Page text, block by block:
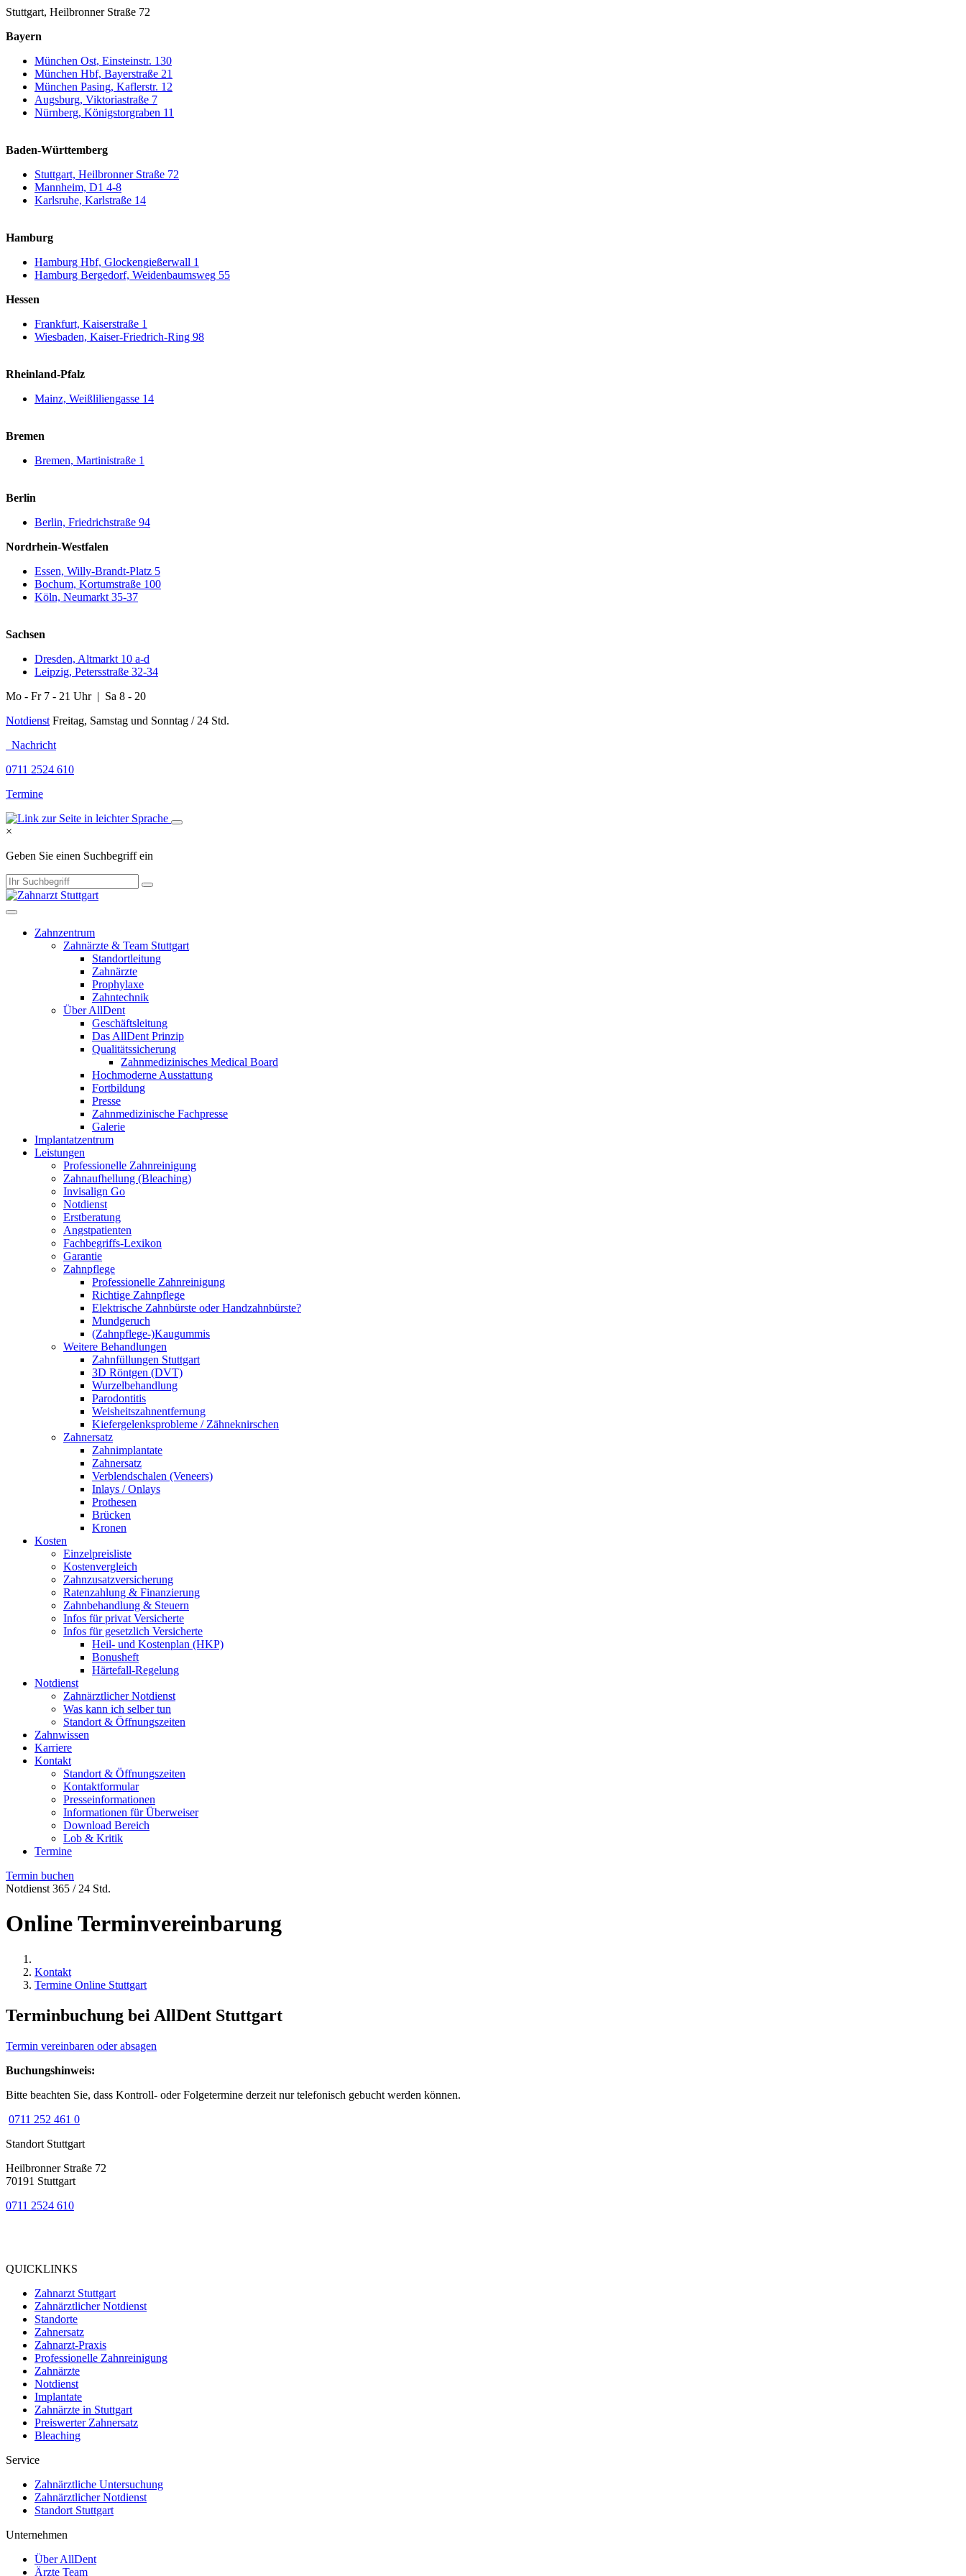
Stuttgart, Heilbronner Straße 72
Bayern
München Ost, Einsteinstr. 130
München Hbf, Bayerstraße 21
München Pasing, Kaflerstr. 12
Augsburg, Viktoriastraße 7
Nürnberg, Königstorgraben 11
Baden-Württemberg
Stuttgart, Heilbronner Straße 72
Mannheim, D1 4-8
Karlsruhe, Karlstraße 14
Hamburg
Hamburg Hbf, Glockengießerwall 1
Hamburg Bergedorf, Weidenbaumsweg 55
Hessen
Frankfurt, Kaiserstraße 1
Wiesbaden, Kaiser-Friedrich-Ring 98
Rheinland-Pfalz
Mainz, Weißliliengasse 14
Bremen
Bremen, Martinistraße 1
Berlin
Berlin, Friedrichstraße 94
Nordrhein-Westfalen
Essen, Willy-Brandt-Platz 5
Bochum, Kortumstraße 100
Köln, Neumarkt 35-37
Sachsen
Dresden, Altmarkt 10 a-d
Leipzig, Petersstraße 32-34
Mo - Fr 7 - 21 Uhr | Sa 8 - 20
Notdienst Freitag, Samstag und Sonntag / 24 Std.
Nachricht
0711 2524 610
Termine
×
Geben Sie einen Suchbegriff ein
Zahnzentrum
Zahnärzte & Team Stuttgart
Standortleitung
Zahnärzte
Prophylaxe
Zahntechnik
Über AllDent
Geschäftsleitung
Das AllDent Prinzip
Qualitätssicherung
Zahnmedizinisches Medical Board
Hochmoderne Ausstattung
Fortbildung
Presse
Zahnmedizinische Fachpresse
Galerie
Implantatzentrum
Leistungen
Professionelle Zahnreinigung
Zahnaufhellung (Bleaching)
Invisalign Go
Notdienst
Erstberatung
Angstpatienten
Fachbegriffs-Lexikon
Garantie
Zahnpflege
Professionelle Zahnreinigung
Richtige Zahnpflege
Elektrische Zahnbürste oder Handzahnbürste?
Mundgeruch
(Zahnpflege-)Kaugummis
Weitere Behandlungen
Zahnfüllungen Stuttgart
3D Röntgen (DVT)
Wurzelbehandlung
Parodontitis
Weisheitszahnentfernung
Kiefergelenksprobleme / Zähneknirschen
Zahnersatz
Zahnimplantate
Zahnersatz
Verblendschalen (Veneers)
Inlays / Onlays
Prothesen
Brücken
Kronen
Kosten
Einzelpreisliste
Kostenvergleich
Zahnzusatzversicherung
Ratenzahlung & Finanzierung
Zahnbehandlung & Steuern
Infos für privat Versicherte
Infos für gesetzlich Versicherte
Heil- und Kostenplan (HKP)
Bonusheft
Härtefall-Regelung
Notdienst
Zahnärztlicher Notdienst
Was kann ich selber tun
Standort & Öffnungszeiten
Zahnwissen
Karriere
Kontakt
Standort & Öffnungszeiten
Kontaktformular
Presseinformationen
Informationen für Überweiser
Download Bereich
Lob & Kritik
Termine
Termin buchen
Notdienst 365 / 24 Std.
Online Terminvereinbarung
Kontakt
Termine Online Stuttgart
Terminbuchung bei AllDent Stuttgart
Termin vereinbaren oder absagen
Buchungshinweis:
Bitte beachten Sie, dass Kontroll- oder Folgetermine derzeit nur telefonisch gebucht werden können.
0711 252 461 0
Standort Stuttgart
Heilbronner Straße 72
70191 Stuttgart
0711 2524 610
QUICKLINKS
Zahnarzt Stuttgart
Zahnärztlicher Notdienst
Standorte
Zahnersatz
Zahnarzt-Praxis
Professionelle Zahnreinigung
Zahnärzte
Notdienst
Implantate
Zahnärzte in Stuttgart
Preiswerter Zahnersatz
Bleaching
Service
Zahnärztliche Untersuchung
Zahnärztlicher Notdienst
Standort Stuttgart
Unternehmen
Über AllDent
Ärzte Team